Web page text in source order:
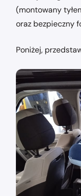
(montowany
oraz bezpieczny
Poniżej,